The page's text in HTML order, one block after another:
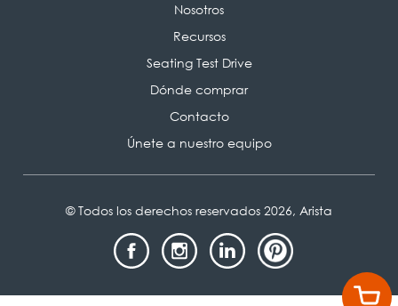
Nosotros
Recursos
Seating Test Drive
Dónde comprar
Contacto
Únete a nuestro equipo
© Todos los derechos reservados 2026, Arista